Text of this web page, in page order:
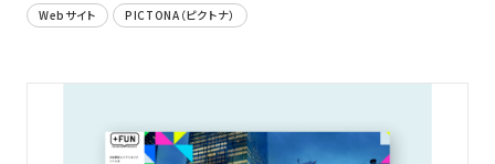
コーポレートメッセージ
Webサイト PICTONA（ピクトナ）